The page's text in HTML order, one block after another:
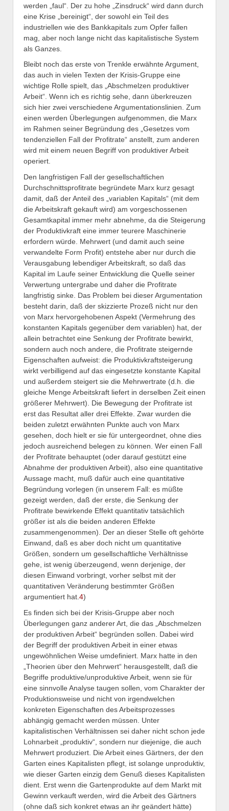
werden „faul“. Der zu hohe „Zinsdruck“ wird dann durch
eine Krise „bereinigt“, der sowohl ein Teil des
industriellen wie des Bankkapitals zum Opfer fallen
mag, aber noch lange nicht das kapitalistische System
als Ganzes.
Bleibt noch das erste von Trenkle erwähnte Argument,
das auch in vielen Texten der Krisis-Gruppe eine
wichtige Rolle spielt, das „Abschmelzen produktiver
Arbeit“. Wenn ich es richtig sehe, dann überkreuzen
sich hier zwei verschiedene Argumentationslinien. Zum
einen werden Überlegungen aufgenommen, die Marx
im Rahmen seiner Begründung des „Gesetzes vom
tendenziellen Fall der Profitrate“ anstellt, zum anderen
wird mit einem neuen Begriff von produktiver Arbeit
operiert.
Den langfristigen Fall der gesellschaftlichen
Durchschnittsprofitrate begründete Marx kurz gesagt
damit, daß der Anteil des „variablen Kapitals“ (mit dem
die Arbeitskraft gekauft wird) am vorgeschossenen
Gesamtkapital immer mehr abnehme, da die Steigerung
der Produktivkraft eine immer teurere Maschinerie
erfordern würde. Mehrwert (und damit auch seine
verwandelte Form Profit) entstehe aber nur durch die
Verausgabung lebendiger Arbeitskraft, so daß das
Kapital im Laufe seiner Entwicklung die Quelle seiner
Verwertung untergrabe und daher die Profitrate
langfristig sinke. Das Problem bei dieser Argumentation
besteht darin, daß der skizzierte Prozeß nicht nur den
von Marx hervorgehobenen Aspekt (Vermehrung des
konstanten Kapitals gegenüber dem variablen) hat, der
allein betrachtet eine Senkung der Profitrate bewirkt,
sondern auch noch andere, die Profitrate steigernde
Eigenschaften aufweist: die Produktivkraftsteigerung
wirkt verbilligend auf das eingesetzte konstante Kapital
und außerdem steigert sie die Mehrwertrate (d.h. die
gleiche Menge Arbeitskraft liefert in derselben Zeit einen
größerer Mehrwert). Die Bewegung der Profitrate ist
erst das Resultat aller drei Effekte. Zwar wurden die
beiden zuletzt erwähnten Punkte auch von Marx
gesehen, doch hielt er sie für untergeordnet, ohne dies
jedoch ausreichend belegen zu können. Wer einen Fall
der Profitrate behauptet (oder darauf gestützt eine
Abnahme der produktiven Arbeit), also eine quantitative
Aussage macht, muß dafür auch eine quantitative
Begründung vorlegen (in unserem Fall: es müßte
gezeigt werden, daß der erste, die Senkung der
Profitrate bewirkende Effekt quantitativ tatsächlich
größer ist als die beiden anderen Effekte
zusammengenommen). Der an dieser Stelle oft gehörte
Einwand, daß es aber doch nicht um quantitative
Größen, sondern um gesellschaftliche Verhältnisse
gehe, ist wenig überzeugend, wenn derjenige, der
diesen Einwand vorbringt, vorher selbst mit der
quantitativen Veränderung bestimmter Größen
argumentiert hat. 4)
Es finden sich bei der Krisis-Gruppe aber noch
Überlegungen ganz anderer Art, die das „Abschmelzen
der produktiven Arbeit“ begründen sollen. Dabei wird
der Begriff der produktiven Arbeit in einer etwas
ungewöhnlichen Weise umdefiniert. Marx hatte in den
„Theorien über den Mehrwert“ herausgestellt, daß die
Begriffe produktive/unproduktive Arbeit, wenn sie für
eine sinnvolle Analyse taugen sollen, vom Charakter der
Produktionsweise und nicht von irgendwelchen
konkreten Eigenschaften des Arbeitsprozesses
abhängig gemacht werden müssen. Unter
kapitalistischen Verhältnissen sei daher nicht schon jede
Lohnarbeit „produktiv“, sondern nur diejenige, die auch
Mehrwert produziert. Die Arbeit eines Gärtners, der den
Garten eines Kapitalisten pflegt, ist solange unproduktiv,
wie dieser Garten einzig dem Genuß dieses Kapitalisten
dient. Erst wenn die Gartenprodukte auf dem Markt mit
Gewinn verkauft werden, wird die Arbeit des Gärtners
(ohne daß sich konkret etwas an ihr geändert hätte)